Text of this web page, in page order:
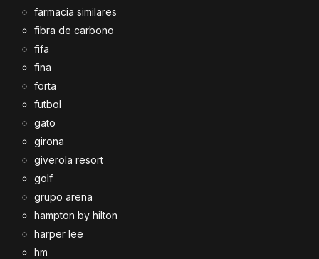
farmacia similares
fibra de carbono
fifa
fina
forta
futbol
gato
girona
giverola resort
golf
grupo arena
hampton by hilton
harper lee
hm